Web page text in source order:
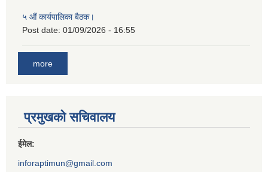
५ औं कार्यपालिका बैठक।
Post date: 01/09/2026 - 16:55
more
प्रमुखको सचिवालय
ईमेल:
inforaptimun@gmail.com